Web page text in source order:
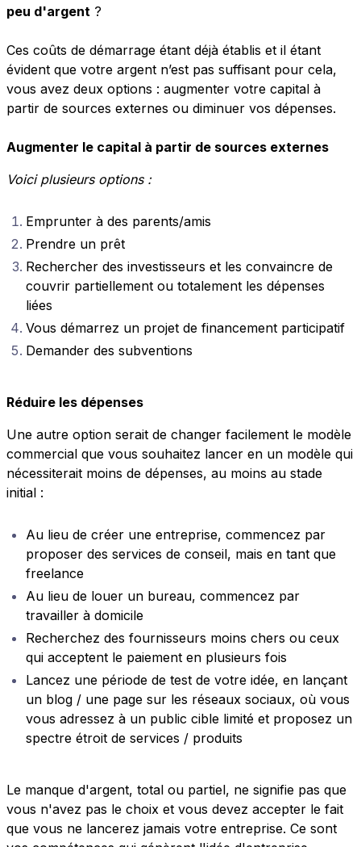
peu d'argent ?
Ces coûts de démarrage étant déjà établis et il étant
évident que votre argent n’est pas suffisant pour cela,
vous avez deux options : augmenter votre capital à
partir de sources externes ou diminuer vos dépenses.
Augmenter le capital à partir de sources externes
Voici plusieurs options :
Emprunter à des parents/amis
Prendre un prêt
Rechercher des investisseurs et les convaincre de
couvrir partiellement ou totalement les dépenses
liées
Vous démarrez un projet de financement participatif
Demander des subventions
Réduire les dépenses
Une autre option serait de changer facilement le modèle
commercial que vous souhaitez lancer en un modèle qui
nécessiterait moins de dépenses, au moins au stade
initial :
Au lieu de créer une entreprise, commencez par
proposer des services de conseil, mais en tant que
freelance
Au lieu de louer un bureau, commencez par
travailler à domicile
Recherchez des fournisseurs moins chers ou ceux
qui acceptent le paiement en plusieurs fois
Lancez une période de test de votre idée, en lançant
un blog / une page sur les réseaux sociaux, où vous
vous adressez à un public cible limité et proposez un
spectre étroit de services / produits
Le manque d'argent, total ou partiel, ne signifie pas que
vous n'avez pas le choix et vous devez accepter le fait
que vous ne lancerez jamais votre entreprise. Ce sont